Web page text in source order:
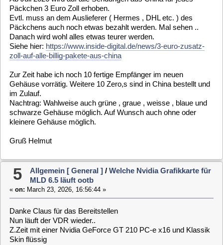
6 Allgemein [ General ]/Welche Nvidia Grafikkarte für
MLD 6.5 läuft ootb
«on:March 23, 2026, 14:30:12 »
Danke Claus für die schnelle Lösung
Wie lautet der genaue Befehl auf der Admin Eingabekonsole
Gruß Helmut
7 Allgemein [ General ]/Welche Nvidia Grafikkarte für
MLD 6.5 läuft ootb
« on: March 23, 2026, 12:50:51 »
Hi Pit
Es scheint kein Ausgabeplugin vorhanden zu sein , deshalb
Im Anhang das LOG
Support Log id ist die 40vmcu
Wo ich nicht weiß ob das 0 eine null ist oder ein großes O
8 Allgemein [ General ]/Welche Nvidia Grafikkarte für
MLD 6.5 läuft ootb
« on: March 22, 2026, 21:52:09 »
Bei einer Neuinstallation mit MLD 6.5 bekomme ich nach der
Installation nur das Webf auf dem TV zu Gesicht